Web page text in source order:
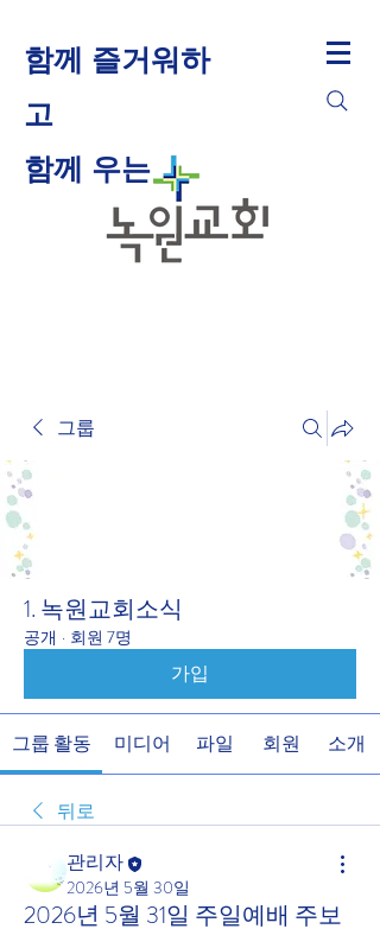
함께 즐거워하
고
​함께 우는
그룹
1. 녹원교회소식
공개 · 회원 7명
가입
그룹 활동 미디어 파일 회원 소개
뒤로
관리자
2026년 5월 30일
2026년 5월 31일 주일예배 주보